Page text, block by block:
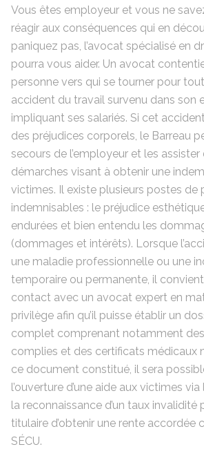
Vous êtes employeur et vous ne
réagir aux conséquences qui en
paniquez pas, l’avocat spécialisé en
pourra vous aider. Un avocat
personne vers qui se tourner pour
accident du travail survenu dans son
impliquant ses salariés. Si cet
des préjudices corporels, le Barreau
secours de l’employeur et les assister
démarches visant à obtenir une
victimes. Il existe plusieurs postes de
indemnisables : le préjudice
endurées et bien entendu les
(dommages et intérêts). Lorsque
une maladie professionnelle ou une
temporaire ou permanente, il
contact avec un avocat expert en
privilège afin qu’il puisse établir un
complet comprenant notamment
complies et des certificats médicaux
ce document constitué, il sera
l’ouverture d’une aide aux victimes
la reconnaissance d’un taux
titulaire d’obtenir une rente accordée
SÉCU.